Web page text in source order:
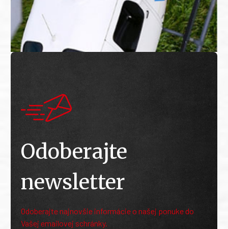
Odoberajte
newsletter
Odoberajte najnovšie informácie o našej ponuke do
Vašej emailovej schránky.